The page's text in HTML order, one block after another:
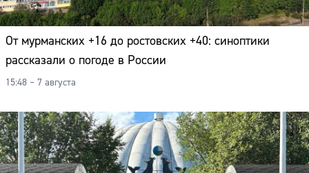
От мурманских +16 до ростовских +40: синоптики
рассказали о погоде в России
15:48 – 7 августа